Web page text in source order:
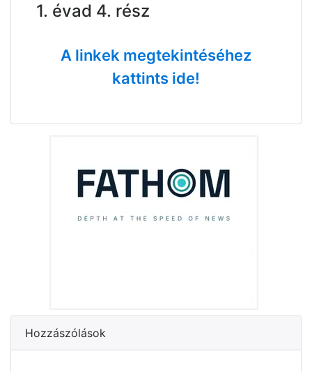
1. évad 4. rész
A linkek megtekintéséhez
kattints ide!
Hozzászólások